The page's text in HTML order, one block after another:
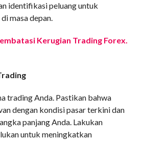
identifikasi peluang untuk
masa depan.
Kerugian Trading Forex.
trading Anda. Pastikan bahwa
dengan kondisi pasar terkini dan
panjang Anda. Lakukan
untuk meningkatkan